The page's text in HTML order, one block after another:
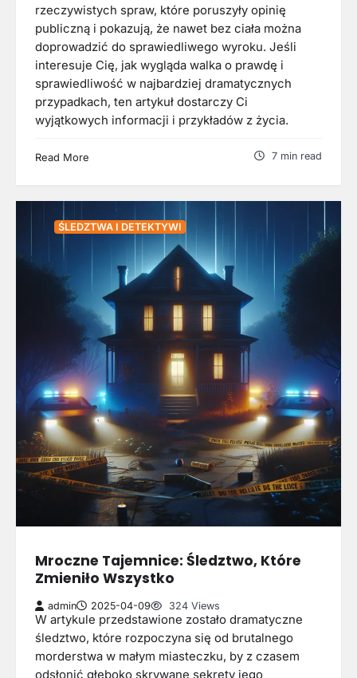
rzeczywistych spraw, które poruszyły opinię
publiczną i pokazują, że nawet bez ciała można
doprowadzić do sprawiedliwego wyroku. Jeśli
interesuje Cię, jak wygląda walka o prawdę i
sprawiedliwość w najbardziej dramatycznych
przypadkach, ten artykuł dostarczy Ci
wyjątkowych informacji i przykładów z życia.
Read More 7 min read
ŚLEDZTWA I DETEKTYWI
Mroczne Tajemnice: Śledztwo, Które
Zmieniło Wszystko
admin 2025-04-09 324 Views
W artykule przedstawione zostało dramatyczne
śledztwo, które rozpoczyna się od brutalnego
morderstwa w małym miasteczku, by z czasem
odsłonić głęboko skrywane sekrety jego